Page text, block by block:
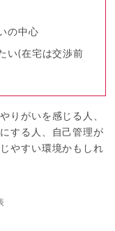
の中心
い(在宅は交渉前
りがいを感じる人、
する人、自己管理が
やすい環境かもしれ